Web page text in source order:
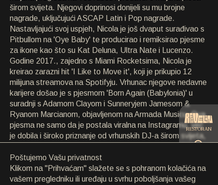
ARHIVA
ARHIVA
O NAMA
O NAMA
KONTAKT
KONTAKT
EN/HR
širom svijeta. Njegovi doprinosi donijeli su mu brojne
nagrade, uključujući ASCAP Latin i Pop nagrade.
Nastavljajući svoj uspjeh, Nicola je još dvaput surađivao s
Pitbullom na 'Oye Baby' te producirao i remiksirao pjesme
za ikone kao što su Kat Deluna, Ultra Nate i Lucenzo.
Godine 2017., zajedno s Miami Rocketsima, Nicola je
kreirao zarazni hit 'I Like to Move it', koji je prikupio 12
milijuna streamova na Spotifyju. Vrhunac njegove nedavne
karijere došao je s pjesmom 'Born Again (Babylonia)' u
suradnji s Adamom Clayom i Sunneryjem Jamesom &
Ryanom Marcianom, objavljenom na Armada Musicu. Ova
pjesma ne samo da je postala viralna na Instagramu, već
je dobila i široko priznanje od vrhunskih DJ-a širom svijeta,
događajem ADE 2018. Trenutno je top 10 pjesma na
Beatportu i iTunesu u 27 zemalja, 'Babylonia' stoji kao
jedna od najpuštanijih pjesama širom svijeta.
RESTORAN
CATERING
Poštujemo Vašu privatnost
Klikom na "Prihvaćam" slažete se s pohranom kolačića na
vašem pregledniku ili uređaju u svrhu poboljšanja vašeg